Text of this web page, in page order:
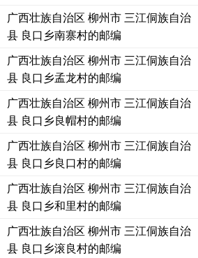
广西壮族自治区 柳州市 三江侗族自治
县 良口乡南寨村的邮编
广西壮族自治区 柳州市 三江侗族自治
县 良口乡孟龙村的邮编
广西壮族自治区 柳州市 三江侗族自治
县 良口乡良帽村的邮编
广西壮族自治区 柳州市 三江侗族自治
县 良口乡良口村的邮编
广西壮族自治区 柳州市 三江侗族自治
县 良口乡和里村的邮编
广西壮族自治区 柳州市 三江侗族自治
县 良口乡滚良村的邮编